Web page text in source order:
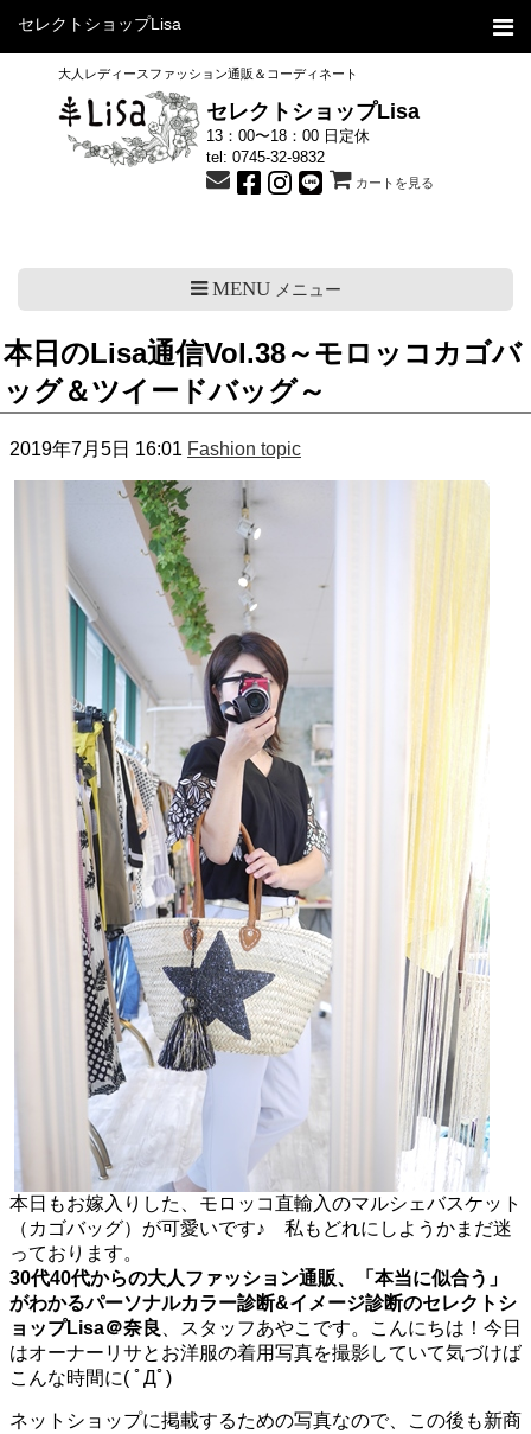
セレクトショップLisa
大人レディースファッション通販＆コーディネート
セレクトショップLisa
13：00〜18：00 日定休
tel: 0745-32-9832
カートを見る
MENUメニュー
本日のLisa通信Vol.38～モロッコカゴバ
ッグ＆ツイードバッグ～
2019年7月5日 16:01 Fashion topic
本日もお嫁入りした、モロッコ直輸入のマルシェバスケット
（カゴバッグ）が可愛いです♪ 私もどれにしようかまだ迷
っております。
30代40代からの大人ファッション通販、
「本当に似合う」
がわかるパーソナルカラー診断&イメージ診断のセレクトシ
ョップLisa＠奈良
、スタッフあやこです。こんにちは！今日
はオーナーリサとお洋服の着用写真を撮影していて気づけば
こんな時間に( ﾟДﾟ)
ネットショップに掲載するための写真なので、この後も新商